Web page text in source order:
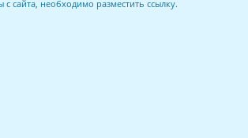
сайта, необходимо разместить ссылку.